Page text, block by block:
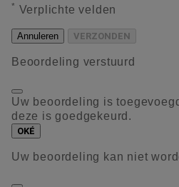
* Verplichte velden
Annuleren VERZONDEN
Beoordeling verstuurd
Uw beoordeling is
deze is goedgekeurd.
OKÉ
Uw beoordeling kan niet